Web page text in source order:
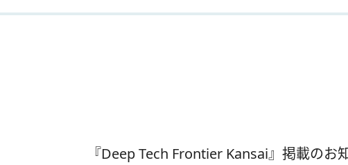
『Deep Tech Frontier Kansai』掲載のお